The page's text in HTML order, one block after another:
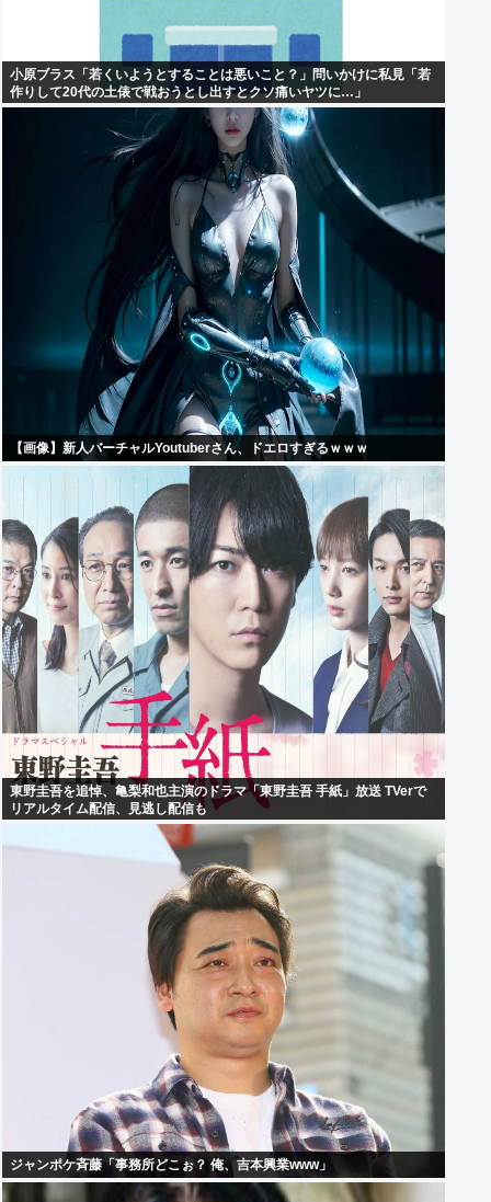
小原ブラス「若くいようとすることは悪いこと？」問いかけに私見「若
作りして20代の土俵で戦おうとし出すとクソ痛いヤツに…」
【画像】新人バーチャルYoutuberさん、ドエロすぎるｗｗｗ
東野圭吾を追悼、亀梨和也主演のドラマ「東野圭吾 手紙」放送 TVerで
リアルタイム配信、見逃し配信も
ジャンポケ斉藤「事務所どこぉ？ 俺、吉本興業www」